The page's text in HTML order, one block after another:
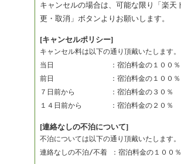
キャンセルの場合は、可能な限り「楽
更・取消」ボタンよりお願いします。
[キャンセルポリシー]
キャンセル料は以下の通り頂戴いたします。
当日　　　　　　　　：宿泊料金の１００％
前日　　　　　　　　：宿泊料金の１００％
７日前から　　　　　：宿泊料金の３０％
１４日前から　　　　：宿泊料金の２０％
[連絡なしの不泊について]
不泊については以下の通り頂戴いたします。
連絡なしの不泊/不着 ：宿泊料金の１００％